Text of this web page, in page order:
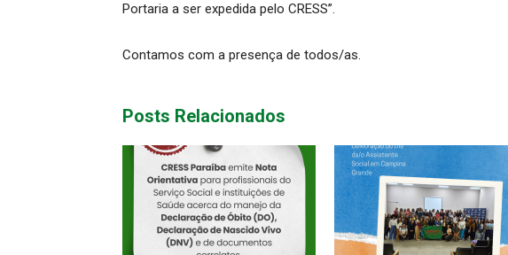
Portaria a ser expedida pelo CRESS”.
Contamos com a presença de todos/as.
Posts Relacionados